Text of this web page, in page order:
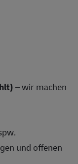
– wir machen
und offenen